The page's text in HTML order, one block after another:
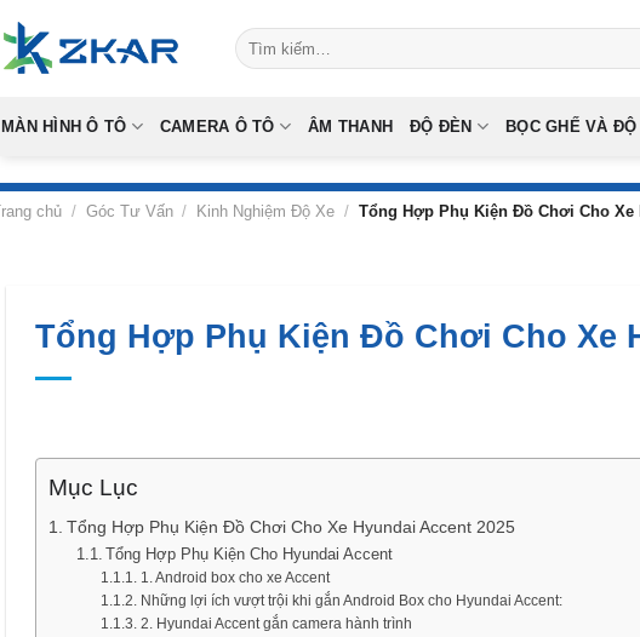
to
content
Tìm
kiếm:
MÀN HÌNH Ô TÔ CAMERA Ô TÔ ÂM THANH ĐỘ ĐÈN BỌC GHẾ VÀ ĐỘ
chủ / Góc Tư Vấn / Kinh Nghiệm Độ Xe / Tổng Hợp Phụ Kiện Đồ Chơi Cho Xe
Tổng Hợp Phụ Kiện Đồ Chơi Cho Xe
Mục Lục
Tổng Hợp Phụ Kiện Đồ Chơi Cho Xe Hyundai Accent 2025
Tổng Hợp Phụ Kiện Cho Hyundai Accent
1. Android box cho xe Accent
Những lợi ích vượt trội khi gắn Android Box cho Hyundai Accent:
2. Hyundai Accent gắn camera hành trình